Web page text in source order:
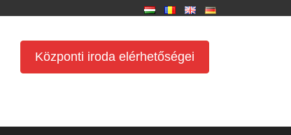
Központi iroda elérhetőségei